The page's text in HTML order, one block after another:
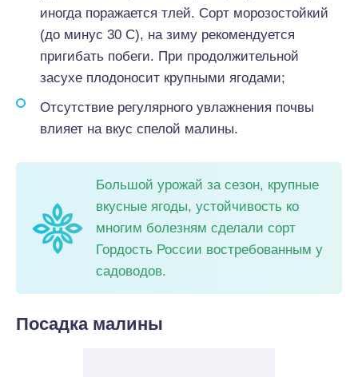
иногда поражается тлей. Сорт морозостойкий
(до минус 30 С), на зиму рекомендуется
пригибать побеги. При продолжительной
засухе плодоносит крупными ягодами;
Отсутствие регулярного увлажнения почвы
влияет на вкус спелой малины.
Большой урожай за сезон, крупные
вкусные ягоды, устойчивость ко
многим болезням сделали сорт
Гордость России востребованным у
садоводов.
Посадка малины